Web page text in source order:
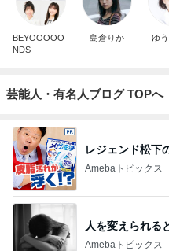
BEYOOOOO
NDS
島倉りか ゆ
芸能人・有名人ブログ TOPへ
レジェンド松下
Amebaトピックス
人を変えられる
Amebaトピックス